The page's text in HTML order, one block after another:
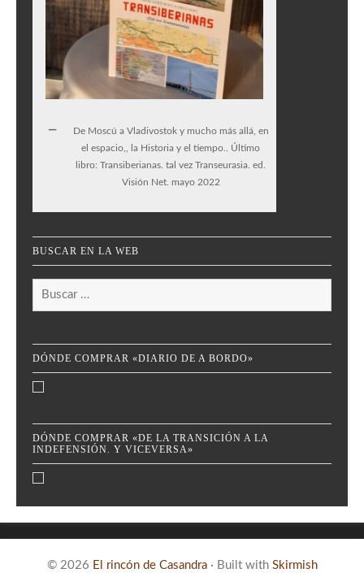
De Moscú a Vladivostok y mucho más allá, en
el espacio,, la Historia y el tiempo.. Último
libro: Transiberianas. tal vez Transeurasia. ed.
Visión Net. mayo 2022
BUSCAR EN LA WEB
Buscar:
DÓNDE COMPRAR «DIARIO DE A BORDO»
DÓNDE COMPRAR «DE LA TRANSICIÓN A LA
INDEFENSIÓN. Y VICEVERSA»
© 2026 El rincón de Casandra · Built with Skirmish